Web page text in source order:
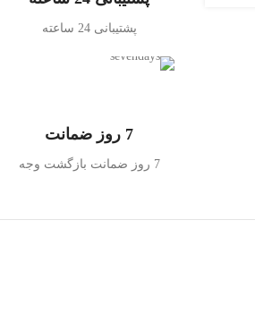
پشتیبانی 24 ساعته
7 روز ضمانت
7 روز ضمانت بازگشت وجه